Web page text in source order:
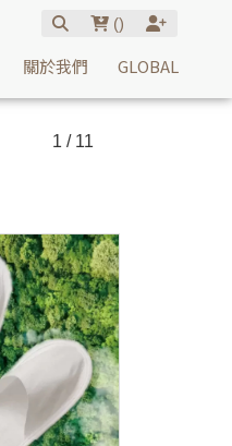
()
關於我們 GLOBAL
1 / 11